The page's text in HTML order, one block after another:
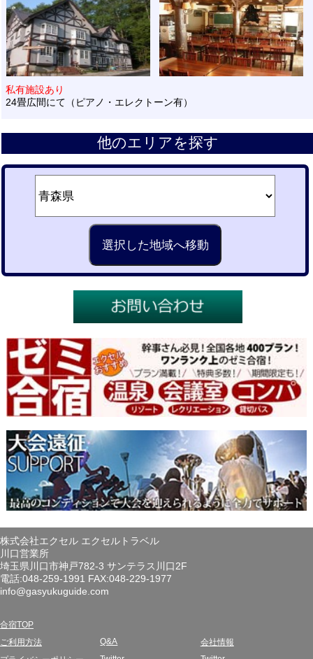
私有施設あり
24畳広間にて（ピアノ・エレクトーン有）
他のエリアを探す
株式会社エクセル エクセルトラベル
川口営業所
埼玉県川口市神戸782-3 サンテラス川口2F
電話:048-259-1991 FAX:048-229-1977
info@gasyukuguide.com
合宿TOP
ご利用方法 Q&A 会社情報